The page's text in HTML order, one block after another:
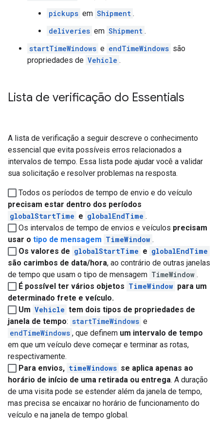
pickups em Shipment .
deliveries em Shipment .
startTimeWindows e endTimeWindows são
propriedades de Vehicle .
Lista de verificação do Essentials
A lista de verificação a seguir descreve o conhecimento
essencial que evita possíveis erros relacionados a
intervalos de tempo. Essa lista pode ajudar você a validar
sua solicitação e resolver problemas na resposta.
Todos os períodos de tempo de envio e do veículo
precisam estar dentro dos períodos
globalStartTime e globalEndTime .
Os intervalos de tempo de envios e veículos precisam
usar o tipo de mensagem TimeWindow .
Os valores de globalStartTime e globalEndTime
são carimbos de data/hora, ao contrário de outras janelas
de tempo que usam o tipo de mensagem TimeWindow .
É possível ter vários objetos TimeWindow para um
determinado frete e veículo.
Um Vehicle tem dois tipos de propriedades de
janela de tempo: startTimeWindows e
endTimeWindows , que definem um intervalo de tempo
em que um veículo deve começar e terminar as rotas,
respectivamente.
Para envios, timeWindows se aplica apenas ao
horário de início de uma retirada ou entrega. A duração
de uma visita pode se estender além da janela de tempo,
mas precisa se encaixar no horário de funcionamento do
veículo e na janela de tempo global.